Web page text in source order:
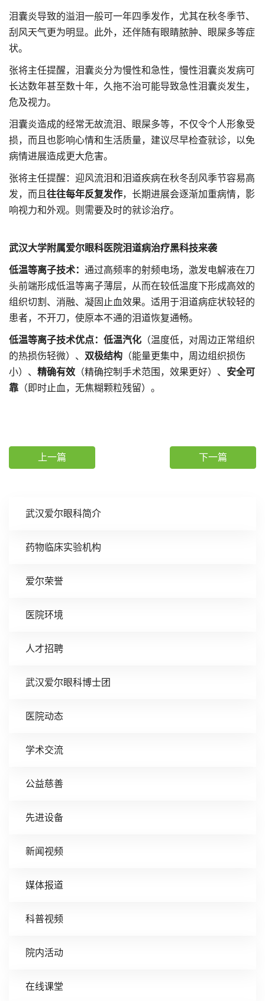
武汉爱尔眼科简介
药物临床实验机构
爱尔荣誉
医院环境
人才招聘
武汉爱尔眼科博士团
医院动态
学术交流
公益慈善
先进设备
新闻视频
媒体报道
科普视频
院内活动
在线课堂
泪囊炎导致的溢泪一般可一年四季发作，尤其在秋冬季节、
刮风天气更为明显。此外，还伴随有眼睛脓肿、眼屎多等症
状。
张将主任提醒，泪囊炎分为慢性和急性，慢性泪囊炎发病可
长达数年甚至数十年，久拖不治可能导致急性泪囊炎发生，
危及视力。
泪囊炎造成的经常无故流泪、眼屎多等，不仅令个人形象受
损，而且也影响心情和生活质量，建议尽早检查就诊，以免
病情进展造成更大危害。
张将主任提醒：迎风流泪和泪道疾病在秋冬刮风季节容易高
发，而且 往往每年反复发作，长期进展会逐渐加重病情，影
响视力和外观。则需要及时的就诊治疗。
武汉大学附属爱尔眼科医院泪道病治疗黑科技来袭
低温等离子技术： 通过高频率的射频电场，激发电解液在刀
头前端形成低温等离子薄层，从而在较低温度下形成高效的
组织切割、消融、凝固止血效果。适用于泪道病症状较轻的
患者，不开刀，使原本不通的泪道恢复通畅。
低温等离子技术优点：低温汽化 （温度低，对周边正常组织
的热损伤轻微）、 双极结构 （能量更集中，周边组织损伤
小）、 精确有效 （精确控制手术范围，效果更好）、 安全可
靠 （即时止血，无焦糊颗粒残留）。
上一篇 下一篇